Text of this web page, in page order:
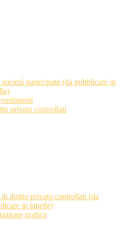
partecipate (da pubblicare in
privato controllati
diritto privato controllati (da
in tabelle)
grafica